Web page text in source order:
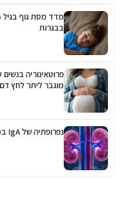
בבגרות
פרוטאינוריה
מוגבר ליתר לחץ
נפרופתיה של IgA במבוגרים: סקירה